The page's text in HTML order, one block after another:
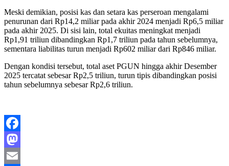
Meski demikian, posisi kas dan setara kas perseroan mengalami
penurunan dari Rp14,2 miliar pada akhir 2024 menjadi Rp6,5 miliar
pada akhir 2025. Di sisi lain, total ekuitas meningkat menjadi
Rp1,91 triliun dibandingkan Rp1,7 triliun pada tahun sebelumnya,
sementara liabilitas turun menjadi Rp602 miliar dari Rp846 miliar.
Dengan kondisi tersebut, total aset PGUN hingga akhir Desember
2025 tercatat sebesar Rp2,5 triliun, turun tipis dibandingkan posisi
tahun sebelumnya sebesar Rp2,6 triliun.
Facebook
Mastodon